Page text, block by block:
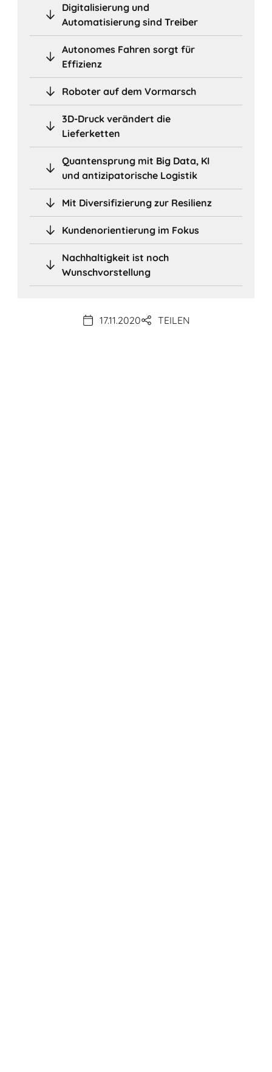
Digitalisierung und
Automatisierung sind Treiber
Autonomes Fahren sorgt für
Effizienz
Roboter auf dem Vormarsch
3D-Druck verändert die
Lieferketten
Quantensprung mit Big Data, KI
und antizipatorische Logistik
Mit Diversifizierung zur Resilienz
Kundenorientierung im Fokus
Nachhaltigkeit ist noch
Wunschvorstellung
17.11.2020 TEILEN